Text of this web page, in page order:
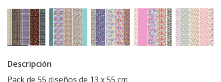
Descripción
Pack de 55 diseños de 13 x 55 cm